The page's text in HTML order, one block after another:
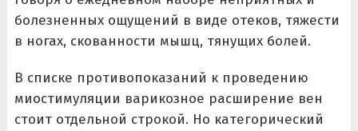
болезненных ощущений в виде отеков, тяжести
в ногах, скованности мышц, тянущих болей.
В списке противопоказаний к проведению
миостимуляции варикозное расширение вен
стоит отдельной строкой. Но категорический